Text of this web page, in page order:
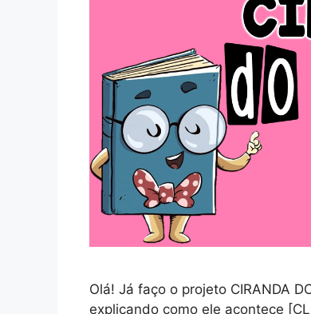
Olá! Já faço o projeto CIRANDA
explicando como ele acontece